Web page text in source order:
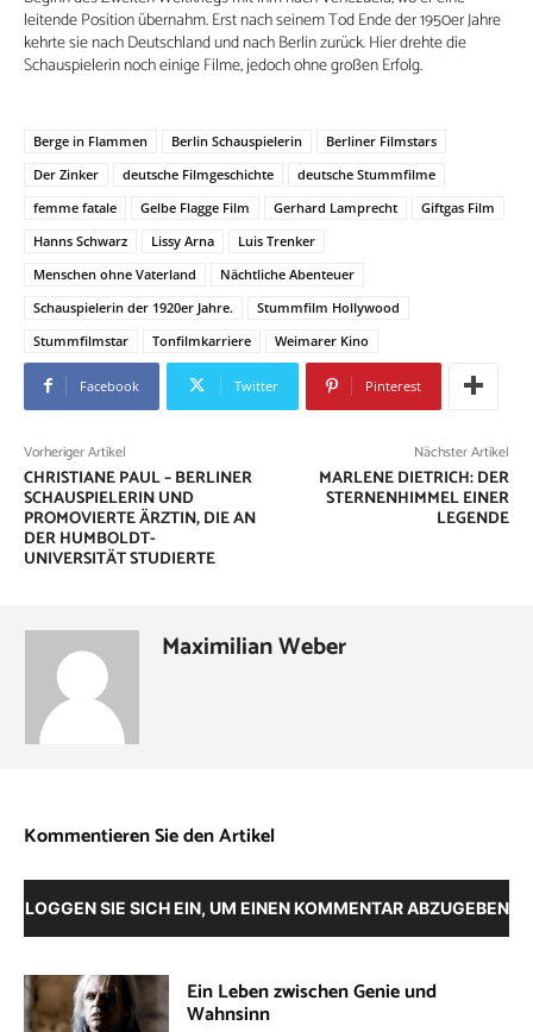
leitende Position übernahm. Erst nach seinem Tod Ende der 1950er Jahre
kehrte sie nach Deutschland und nach Berlin zurück. Hier drehte die
Schauspielerin noch einige Filme, jedoch ohne großen Erfolg.
Berge in Flammen Berlin Schauspielerin
Berliner Filmstars
Der Zinker
deutsche Filmgeschichte
deutsche Stummfilme
femme fatale
Gelbe Flagge Film Gerhard Lamprecht
Giftgas Film
Hanns Schwarz
Lissy Arna
Luis Trenker
Menschen ohne Vaterland
Nächtliche Abenteuer
Schauspielerin der 1920er Jahre.
Stummfilm Hollywood
Stummfilmstar
Tonfilmkarriere Weimarer Kino
Facebook Twitter Pinterest
Vorheriger Artikel
CHRISTIANE PAUL – BERLINER
SCHAUSPIELERIN UND
PROMOVIERTE ÄRZTIN, DIE AN
DER HUMBOLDT-
UNIVERSITÄT STUDIERTE
Nächster Artikel
MARLENE DIETRICH: DER
STERNENHIMMEL EINER
LEGENDE
Maximilian Weber
Kommentieren Sie den Artikel
LOGGEN SIE SICH EIN, UM EINEN KOMMENTAR ABZUGEBEN
Ein Leben zwischen Genie und
Wahnsinn